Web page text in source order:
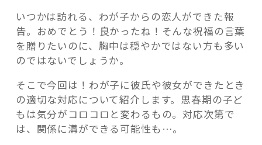
記事検索
いつかは訪れる、わが子からの恋人ができた報
告。おめでとう！良かったね！そんな祝福の言葉
を贈りたいのに、胸中は穏やかではない方も多い
のではないでしょうか。
そこで今回は！わが子に彼氏や彼女ができたとき
の適切な対応について紹介します。思春期の子ど
もは気分がコロコロと変わるもの。対応次第で
は、関係に溝ができる可能性も…。